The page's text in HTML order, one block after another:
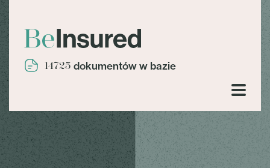
14725 dokumentów w bazie